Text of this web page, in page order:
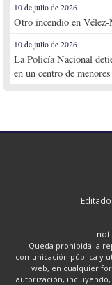
10 de julio de 2026
Otro incendio en Vélez-
10 de julio de 2026
La Policía Nacional
en un centro de
Queda prohibida la
comunicación pública y
web, en cualquier
autorización,